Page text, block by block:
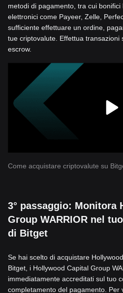
metodi di pagamento, tra cui
elettronici come Payeer, Zelle,
sufficiente effettuare un ordine,
tue criptovalute. Effettua transazioni
escrow.
Come acquistare criptovalute su
3° passaggio: Monitora
Group WARRIOR nel
di Bitget
Se hai scelto di acquistare
Bitget, i Hollywood Capital Group
immediatamente accreditati sul tuo
completamento del pagamento. Per